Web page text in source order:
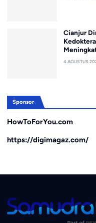
Cianjur
4 AGUSTUS
Sponsor
HowToForYou.com
https://digimagaz.com/